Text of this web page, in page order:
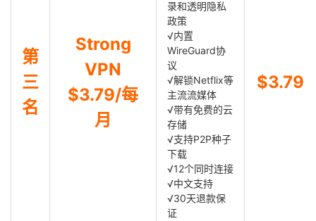
第
三
名
Strong
VPN
$3.79/每
月
录和透明隐私
政策
√内置
WireGuard协
议
√解锁Netflix等
主流流媒体
√带有免费的云
存储
√支持P2P种子
下载
√12个同时连接
√中文支持
√30天退款保
证
$3.79